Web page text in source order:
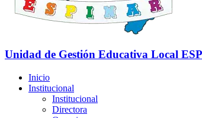
Unidad de Gestión Educativa Local
Inicio
Institucional
Institucional
Directora